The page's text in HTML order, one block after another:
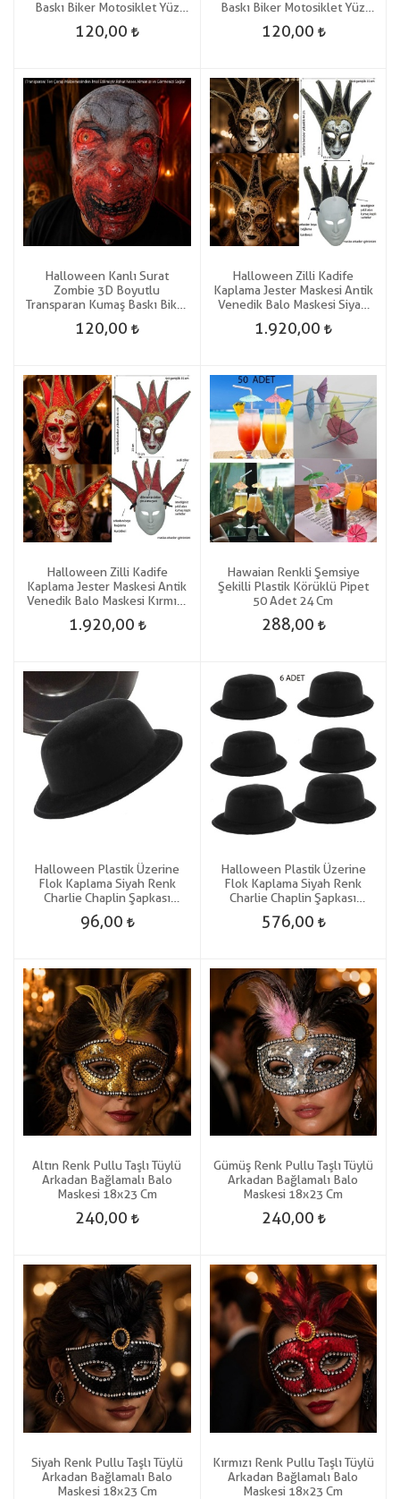
Baskı Biker Motosiklet Yüz
Korku Maskesi
120,00
Baskı Biker Motosiklet Yüz
Korku Maskesi
120,00
Halloween Kanlı Surat
Zombie 3D Boyutlu
Transparan Kumaş Baskı Biker
120,00
Halloween Zilli Kadife
Kaplama Jester Maskesi Antik
Venedik Balo Maskesi Siyah
1.920,00
Halloween Zilli Kadife
Kaplama Jester Maskesi Antik
Venedik Balo Maskesi Kırmızı
Renk
1.920,00
Hawaian Renkli Şemsiye
Şekilli Plastik Körüklü Pipet
50 Adet 24 Cm
288,00
Halloween Plastik Üzerine
Flok Kaplama Siyah Renk
Charlie Chaplin Şapkası
Yetişkin-Çocuk Uyumlu 1 Adet
Gösteri
96,00
Halloween Plastik Üzerine
Flok Kaplama Siyah Renk
Charlie Chaplin Şapkası
Yetişkin-Çocuk Uyumlu 6 Adet
Gösteri
576,00
Altın Renk Pullu Taşlı Tüylü
Arkadan Bağlamalı Balo
Maskesi 18x23 Cm
240,00
Gümüş Renk Pullu Taşlı Tüylü
Arkadan Bağlamalı Balo
Maskesi 18x23 Cm
240,00
Siyah Renk Pullu Taşlı Tüylü
Arkadan Bağlamalı Balo
Maskesi 18x23 Cm
Kırmızı Renk Pullu Taşlı Tüylü
Arkadan Bağlamalı Balo
Maskesi 18x23 Cm